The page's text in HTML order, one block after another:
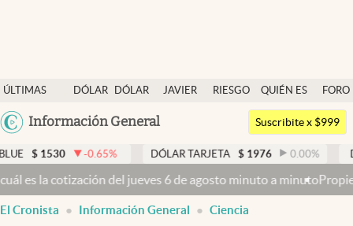
ÚLTIMAS
NOTICIAS
DÓLAR
DÓLAR
JAVIER
RIESGO
QUIÉN ES
QUIÉN
FORO
Argentina
México
Información General
Dólar
Members
Economía y Política
Finanzas y Mercados
Mercados Online
Suscribite x $999
-0.65% DÓLAR TARJETA $ 1976 0.00% DÓLAR
jueves 6 de agosto minuto a minutoPropiedad privada: con
El Cronista Información General Ciencia